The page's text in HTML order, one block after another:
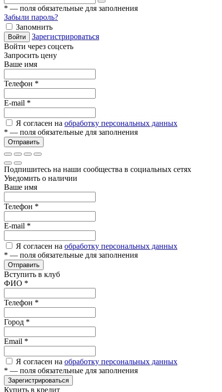
* — поля обязательные для заполнения
Забыли пароль?
Запомнить
Войти
Зарегистрироваться
Войти через соцсеть
Запросить цену
Ваше имя
Телефон *
E-mail *
Я согласен на обработку персональных данных
* — поля обязательные для заполнения
Отправить
Подпишитесь на наши сообщества в социальных сетях
Уведомить о наличии
Ваше имя
Телефон *
E-mail *
Я согласен на обработку персональных данных
* — поля обязательные для заполнения
Отправить
Вступить в клуб
ФИО *
Телефон *
Город *
Email *
Я согласен на обработку персональных данных
* — поля обязательные для заполнения
Зарегистрироваться
Купить в кредит